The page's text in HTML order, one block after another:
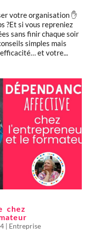
votre organisation ✋
?Et si vous repreniez
sans finir chaque soir
simples mais
et votre...
chez
| Entreprise